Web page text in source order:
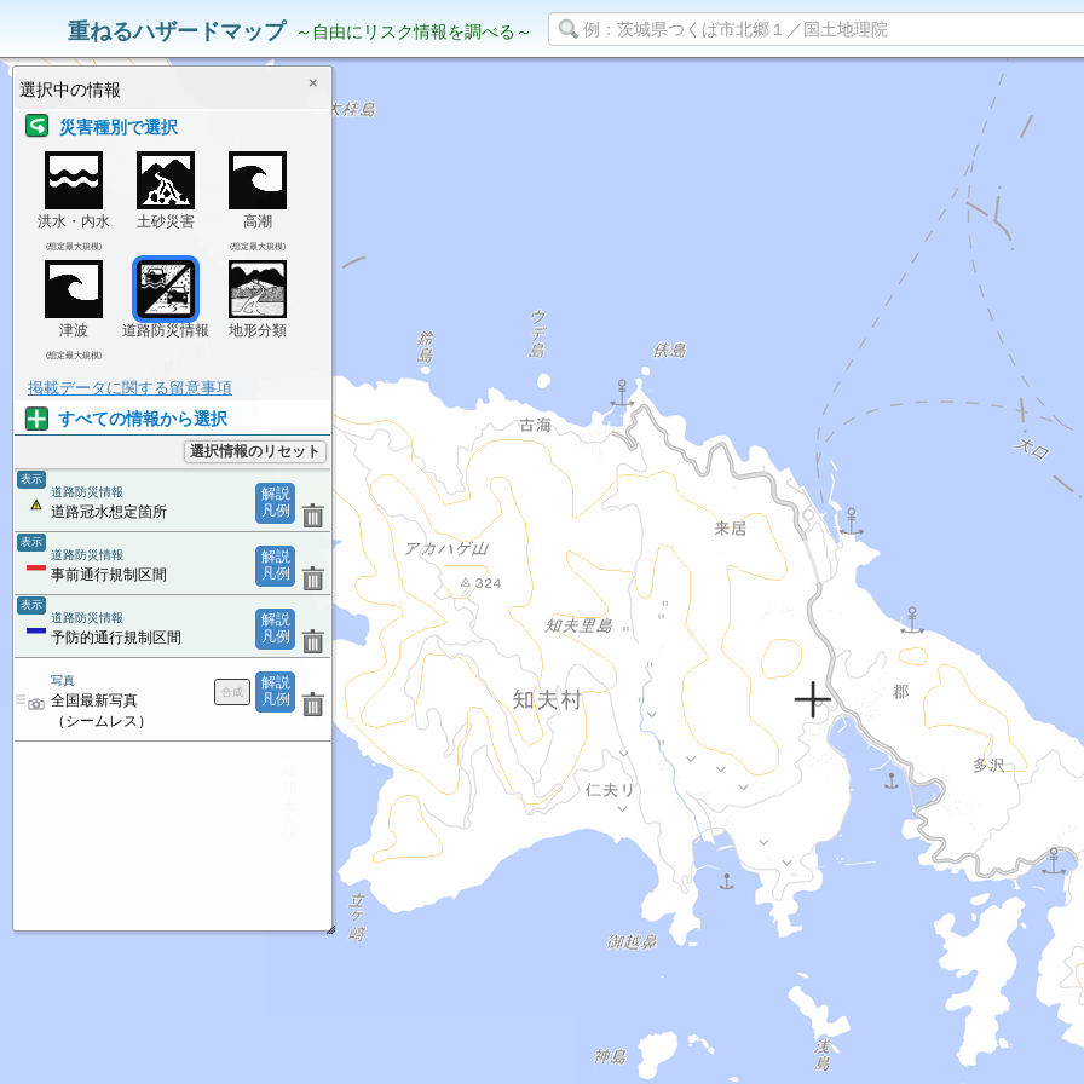
重ねるハザードマップ ～自由にリスク情報を調べる～
災害リスク情報
選択中の情報 ×
災害種別で選択
洪水・内水
(想定最大規模)
土砂災害 高潮
(想定最大規模)
津波
(想定最大規模)
道路防災情報 地形分類
掲載データに関する留意事項
すべての情報から選択
選択情報のリセット
解説
凡例
表示
道路防災情報
道路冠水想定箇所
解説
凡例
表示
道路防災情報
事前通行規制区間
解説
凡例
表示
道路防災情報
予防的通行規制区間
解説
凡例
写真
全国最新写真
（シームレス）